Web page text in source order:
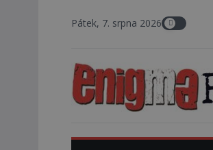
Pátek, 7. srpna 2026 7.